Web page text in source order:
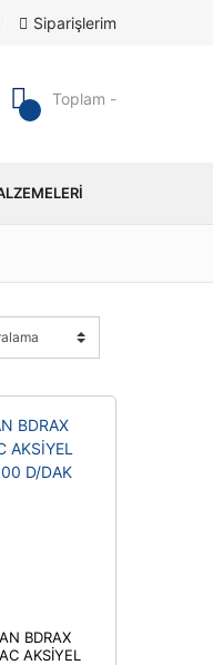
Siparişlerim
Toplam -
BDRAX
AKSİYEL